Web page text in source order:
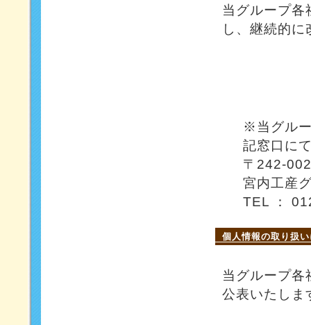
当グループ各
し、継続的
※当グル
記窓口に
〒242-
宮内工産
TEL ：
個人情報の取り扱
当グループ各
公表いたしま